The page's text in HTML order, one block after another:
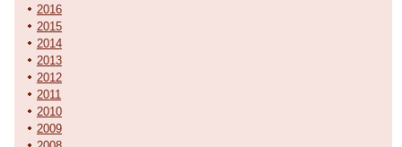
2016
2015
2014
2013
2012
2011
2010
2009